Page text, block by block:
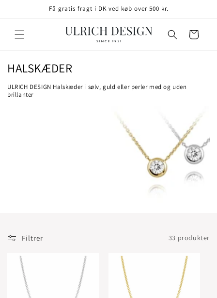
Få gratis fragt i DK ved køb over 500 kr.
Indkøbskurv
K
o
l
HALSKÆDER
ULRICH DESIGN Halskæder i sølv, guld eller perler med og uden
brillanter
Filtrer 33 produkter